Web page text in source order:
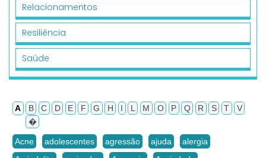
Relacionamentos
Resiliência
Saúde
A B C D E F G H I L M O P Q R S T
V
�
Acne adolescentes agressão ajuda
alergia